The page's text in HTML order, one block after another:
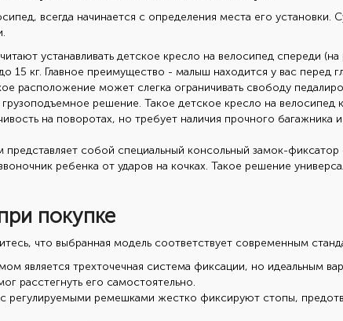
всегда начинается с определения места его установки.
устанавливать детское кресло на велосипед спереди
15 кг. Главное преимущество - малыш находится у вас перед
расположение может слегка ограничивать свободу
решение. Такое детское кресло на велосипед
на поворотах, но требует наличия прочного багажника
представляет собой специальный консольный замок-
ребенка от ударов на кочках. Такое решение
покупке
что выбранная модель соответствует современным
является трехточечная система фиксации, но идеальным
расстегнуть его самостоятельно.
регулируемыми ремешками жестко фиксируют стопы,